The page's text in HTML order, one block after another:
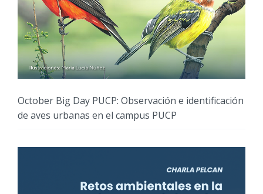
October Big Day PUCP: Observación e identificación
de aves urbanas en el campus PUCP